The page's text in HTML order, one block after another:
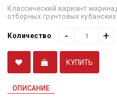
Классический вариант
отборных грунтовых кубанских
Количество - +
КУПИТЬ
ОПИСАНИЕ